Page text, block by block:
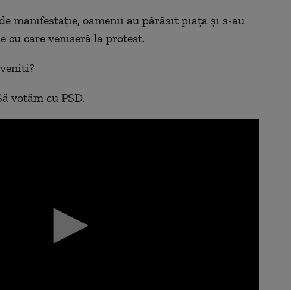
manifestaţie, oamenii au părăsit piaţa şi s-au
cu care veniseră la protest.
votăm cu PSD.